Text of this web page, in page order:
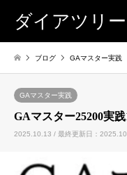
ダイアツリ
ブログ GAマスター実践
GAマスター実践
GAマスター25200実践
2025.10.13 / 最終更新日：